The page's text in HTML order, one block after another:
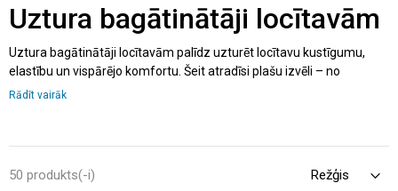
Uztura bagātinātāji locītavām
Uztura bagātinātāji locītavām palīdz uzturēt locītavu kustīgumu,
elastību un vispārējo komfortu. Šeit atradīsi plašu izvēli – no
kolagēna, glikozamīna vai hondroitīna līdz dažādiem vitamīniem
sistēmu, ir noderīgi gan aktīvi sportojošiem, gan vecāka gadagājuma
atbilstoši savām vajadzībām un izbaudi labāku pašsajūtu.
Rādīt vairāk
50 produkts(-i)